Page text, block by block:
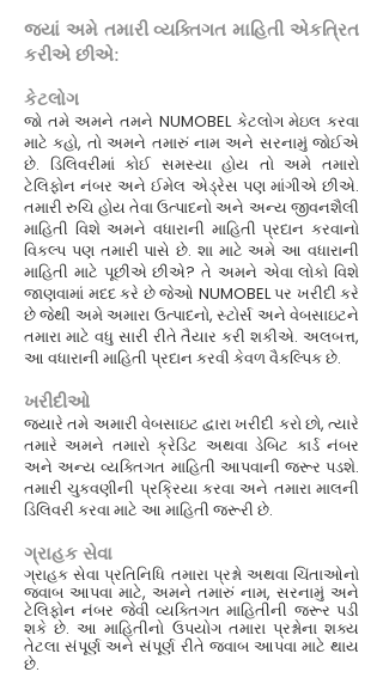
જ્યાં અમે તમારી વ્યક્તિગત માહિતી એકત્રિત
કરીએ છીએ:
કેટલોગ
જો તમે અમને તમને NUMOBEL કેટલોગ મેઇલ કરવા
માટે કહો, તો અમને તમારું નામ અને સરનામું જોઈએ
છે. ડિલિવરીમાં કોઈ સમસ્યા હોય તો અમે તમારો
ટેલિફોન નંબર અને ઈમેલ એડ્રેસ પણ માંગીએ છીએ.
તમારી રુચિ હોય તેવા ઉત્પાદનો અને અન્ય જીવનશૈલી
માહિતી વિશે અમને વધારાની માહિતી પ્રદાન કરવાનો
વિકલ્પ પણ તમારી પાસે છે. શા માટે અમે આ વધારાની
માહિતી માટે પૂછીએ છીએ? તે અમને એવા લોકો વિશે
જાણવામાં મદદ કરે છે જેઓ NUMOBEL પર ખરીદી કરે
છે જેથી અમે અમારા ઉત્પાદનો, સ્ટોર્સ અને વેબસાઇટને
તમારા માટે વધુ સારી રીતે તૈયાર કરી શકીએ. અલબત્ત,
આ વધારાની માહિતી પ્રદાન કરવી કેવળ વૈકલ્પિક છે.
ખરીદીઓ
જ્યારે તમે અમારી વેબસાઇટ દ્વારા ખરીદી કરો છો, ત્યારે
તમારે અમને તમારો ક્રેડિટ અથવા ડેબિટ કાર્ડ નંબર
અને અન્ય વ્યક્તિગત માહિતી આપવાની જરૂર પડશે.
તમારી ચુકવણીની પ્રક્રિયા કરવા અને તમારા માલની
ડિલિવરી કરવા માટે આ માહિતી જરૂરી છે.
ગ્રાહક સેવા
ગ્રાહક સેવા પ્રતિનિધિ તમારા પ્રશ્નો અથવા ચિંતાઓનો
જવાબ આપવા માટે, અમને તમારું નામ, સરનામું અને
ટેલિફોન નંબર જેવી વ્યક્તિગત માહિતીની જરૂર પડી
શકે છે. આ માહિતીનો ઉપયોગ તમારા પ્રશ્નોના શક્ય
તેટલા સંપૂર્ણ અને સંપૂર્ણ રીતે જવાબ આપવા માટે થાય
છે.